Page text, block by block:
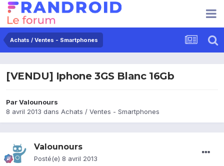
Achats / Ventes - Smartphones
[VENDU] Iphone 3GS Blanc 16Gb
ParValounours
8 avril 2013 dans Achats / Ventes - Smartphones
Valounours
Posté(e) 8 avril 2013